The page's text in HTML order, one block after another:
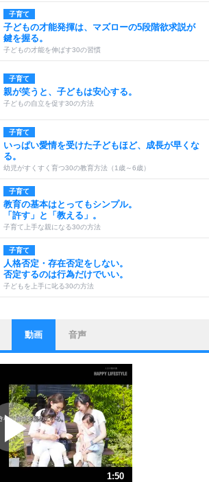
子育て
子どもの才能発揮は、マズローの5段階欲求説が
鍵を握る。
子どもの才能を伸ばす30の習慣
子育て
親が笑うと、子どもは安心する。
子どもの自立を促す30の方法
子育て
いっぱい愛情を受けた子どもほど、成長が早くな
る。
幼児がすくすく育つ30の教育方法（1歳～6歳）
子育て
教育の基本はとってもシンプル。
「許す」と「教える」。
子育て上手な親になる30の方法
子育て
人格否定・存在否定をしない。
否定するのは行為だけでいい。
子どもを上手に叱る30の方法
ストレス対策
他人と比べない。
いっそのこと、他人を見ない。
いらいらしない人になる30の方法
プラス思考
ポジティブになれない原因は、行動しないから。
ポジティブ思考になる30の方法
ストレス対策
人生、なんとかなるもの。
動画 音声
1:50